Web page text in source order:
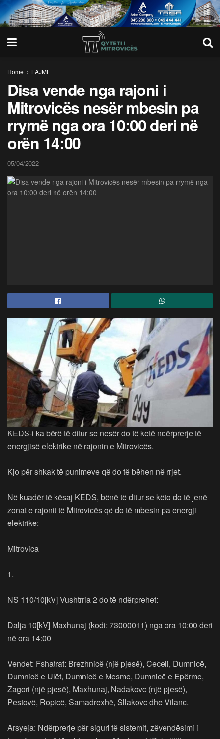
Home LAJME
Disa vende nga rajoni i
Mitrovicës nesër mbesin pa
rrymë nga ora 10:00 deri në
orën 14:00
05/04/2022
KEDS-i ka bërë të ditur se nesër do të ketë ndërprerje të
energjisë elektrike në rajonin e Mitrovicës.
Kjo për shkak të punimeve që do të bëhen në rrjet.
Në kuadër të kësaj KEDS, bënë të ditur se këto do të jenë
zonat e rajonit të Mitrovicës që do të mbesin pa energji
elektrike:
Mitrovica
1.
NS 110/10[kV] Vushtrria 2 do të ndërprehet:
Dalja 10[kV] Maxhunaj (kodi: 73000011) nga ora 10:00 deri
në ora 14:00
Vendet: Fshatrat: Brezhnicë (një pjesë), Ceceli, Dumnicë,
Dumnicë e Ulët, Dumnicë e Mesme, Dumnicë e Epërme,
Zagori (një pjesë), Maxhunaj, Nadakovc (një pjesë),
Pestovë, Ropicë, Samadrexhë, Sllakovc dhe Vilanc.
Arsyeja: Ndërprerje për siguri të sistemit, zëvendësimi i